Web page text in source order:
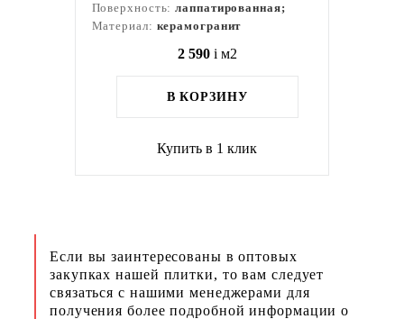
Поверхность:лаппатированная;
Материал: керамогранит
2 590 i м2
В КОРЗИНУ
Купить в 1 клик
Если вы заинтересованы в оптовых
закупках нашей плитки, то вам следует
связаться с нашими менеджерами для
получения более подробной информации о